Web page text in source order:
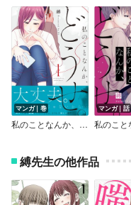
マンガ｜巻
私のことなんか、どうせ。【コミックス版】
マンガ｜話
縛先生の他作品